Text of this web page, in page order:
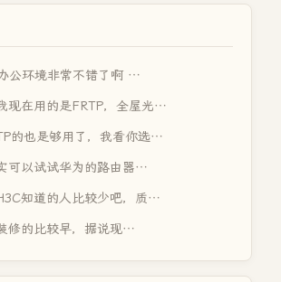
公环境非常不错了啊 …
现在用的是FRTP，全屋光…
的也是够用了，我看你选…
可以试试华为的路由器…
知道的人比较少吧，质…
修的比较早，据说现…